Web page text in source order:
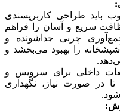
باید طراحی کاربرپسندی
سریع و آسان را فراهم
چربی جداشونده و
را بهبود می‌بخشد و
داخلی برای سرویس و
در صورت نیاز، نگهداری